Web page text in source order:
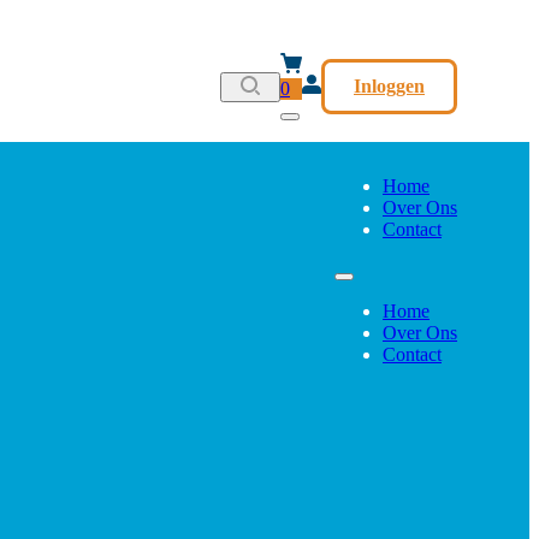
0 Inloggen
Home
Over Ons
Contact
Home
Over Ons
Contact